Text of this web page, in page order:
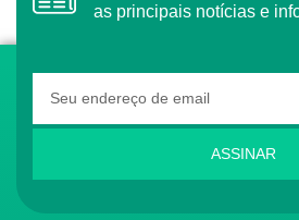
as principais notícias e
ASSINAR